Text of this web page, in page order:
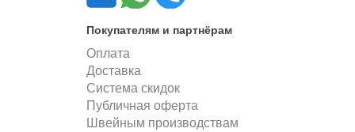
Покупателям и партнёрам
Оплата
Доставка
Система скидок
Публичная оферта
Швейным производствам